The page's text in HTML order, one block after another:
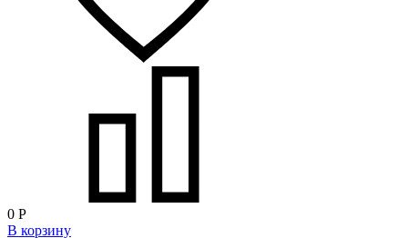
0 Р
В корзину